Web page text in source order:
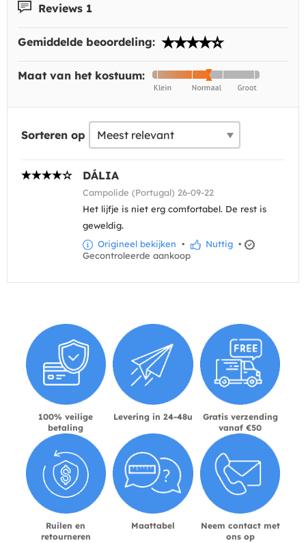
Reviews 1
Gemiddelde beoordeling:
Maat van het kostuum:
Sorteren op
DÁLIA
Campolide (Portugal) 26-09-22
Het lijfje is niet erg comfortabel. De rest is
geweldig.
Origineel bekijken • Nuttig •
Gecontroleerde aankoop
100% veilige
betaling
Levering in 24-48u
Gratis verzending
vanaf €50
Ruilen en
retourneren
Maattabel
Neem contact met
ons op